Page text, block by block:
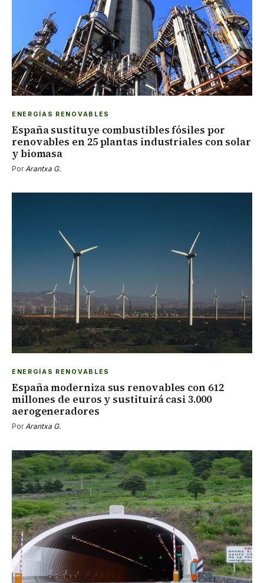
ENERGÍAS RENOVABLES
España sustituye combustibles fósiles por
renovables en 25 plantas industriales con solar
y biomasa
PorArantxa G.
ENERGÍAS RENOVABLES
España moderniza sus renovables con 612
millones de euros y sustituirá casi 3.000
aerogeneradores
PorArantxa G.